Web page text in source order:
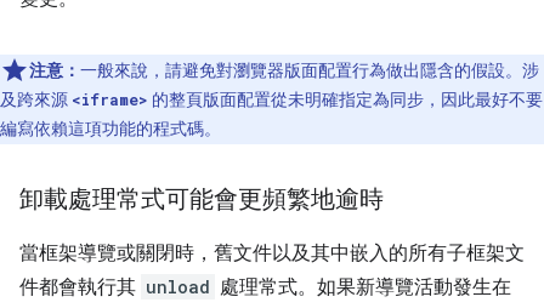
注意： 一般來說，請避免對瀏覽器版面配置行為做出隱含的假設。涉
及跨來源 <iframe> 的整頁版面配置從未明確指定為同步，因此最好不要
編寫依賴這項功能的程式碼。
卸載處理常式可能會更頻繁地逾時
當框架導覽或關閉時，舊文件以及其中嵌入的所有子框架文
件都會執行其 unload 處理常式。如果新導覽活動發生在